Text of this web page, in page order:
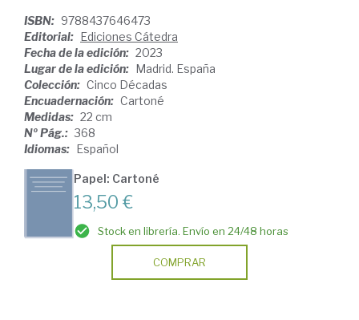
ISBN: 9788437646473
Editorial: Ediciones Cátedra
Fecha de la edición: 2023
Lugar de la edición: Madrid. España
Colección: Cinco Décadas
Encuadernación: Cartoné
Medidas: 22 cm
Nº Pág.: 368
Idiomas: Español
Papel: Cartoné
13,50 €
Stock en librería. Envío en 24/48 horas
COMPRAR